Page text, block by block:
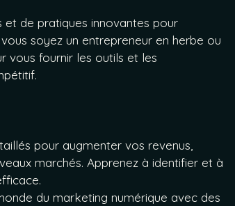
et de pratiques innovantes pour
soyez un entrepreneur en herbe ou
vous fournir les outils et les
pour augmenter vos revenus,
marchés. Apprenez à identifier et à
du marketing numérique avec des